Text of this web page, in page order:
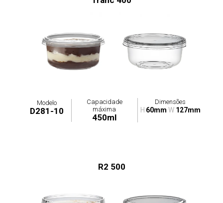
Modelo
D281-10
Capacidade
máxima
450ml
Dimensões
H 60mm W 127mm
R2 500